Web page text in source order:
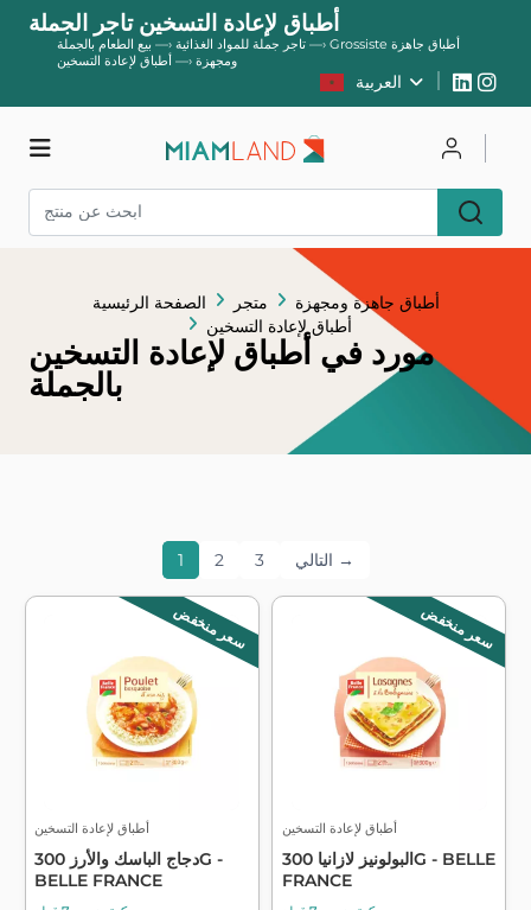
أطباق لإعادة التسخين تاجر الجملة
تاجر جملة للمواد الغذائية —› بيع الطعام بالجملة —› Grossiste أطباق جاهزة
ومجهزة —› أطباق لإعادة التسخين
العربية
الصفحة الرئيسية متجر
أطباق جاهزة ومجهزة
أطباق لإعادة التسخين
مورد في أطباق لإعادة التسخين
بالجملة
1 2 3 التالي →
سعر منخفض
أطباق لإعادة التسخين
دجاج الباسك والأرز 300G -
BELLE FRANCE
سعر منخفض
أطباق لإعادة التسخين
البولونيز لازانيا 300G - BELLE
FRANCE
متجر